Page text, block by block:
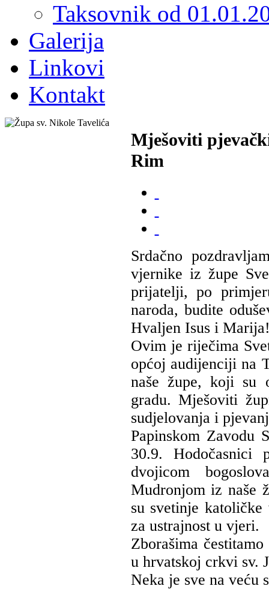
Taksovnik od
Galerija
Linkovi
Kontakt
Mješoviti
Rim
Srdačno
vjernike iz župe
prijatelji, po
naroda, budite
Hvaljen Isus i
Ovim je riječima
općoj audijenciji na
naše župe, koji su
gradu. Mješoviti
sudjelovanja i
Papinskom Zavodu
30.9. Hodočasnici
dvojicom
Mudronjom iz naše
su svetinje
za ustrajnost u vjeri.
Zborašima
u hrvatskoj crkvi sv.
Neka je sve na veću